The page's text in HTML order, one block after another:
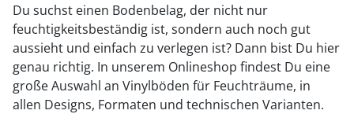
Du suchst einen Bodenbelag, der nicht nur
feuchtigkeitsbeständig ist, sondern auch noch gut
aussieht und einfach zu verlegen ist? Dann bist Du hier
genau richtig. In unserem Onlineshop findest Du eine
große Auswahl an Vinylböden für Feuchträume, in
allen Designs, Formaten und technischen Varianten.